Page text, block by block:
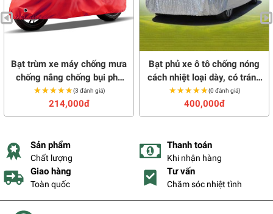
Bạt trùm xe máy chống mưa
chống nắng chống bụi phủ
kín toàn thân xe
★★★★★
★★★★★(3 đánh giá)
214,000đ
Bạt phủ xe ô tô chống nóng
cách nhiệt loại dày, có tráng
gương
★★★★★
★★★★★(0 đánh giá)
400,000đ
Sản phẩm
Chất lượng
Thanh toán
Khi nhận hàng
Giao hàng
Toàn quốc
Tư vấn
Chăm sóc nhiệt tình